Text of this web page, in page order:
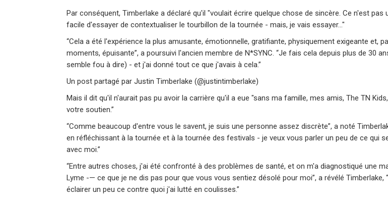
Par conséquent, Timberlake a déclaré qu'il "voulait écrire quelque chose de sincère. Ce n'est pas
facile d'essayer de contextualiser le tourbillon de la tournée - mais, je vais essayer..."
“Cela a été l'expérience la plus amusante, émotionnelle, gratifiante, physiquement exigeante et,
moments, épuisante”, a poursuivi l'ancien membre de N*SYNC. “Je fais cela depuis plus de 30
semble fou à dire) - et j'ai donné tout ce que j'avais à cela.”
Un post partagé par Justin Timberlake (@justintimberlake)
Mais il dit qu'il n'aurait pas pu avoir la carrière qu'il a eue "sans ma famille, mes amis, The TN
votre soutien.”
“Comme beaucoup d'entre vous le savent, je suis une personne assez discrète”, a noté
en réfléchissant à la tournée et à la tournée des festivals - je veux vous parler un peu de ce qui
avec moi.”
“Entre autres choses, j'ai été confronté à des problèmes de santé, et on m'a diagnostiqué une
Lyme -— ce que je ne dis pas pour que vous vous sentiez désolé pour moi”, a révélé Timberlake,
éclairer un peu ce contre quoi j'ai lutté en coulisses.”